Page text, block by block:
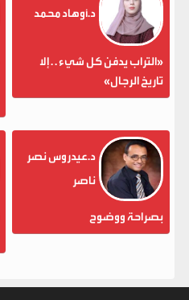
د.أوهاد محمد
«التراب يدفن كل شيء . . إلا
تاريخ الرجال»
د.عيدروس نصر
ناصر
بصراحة ووضوح